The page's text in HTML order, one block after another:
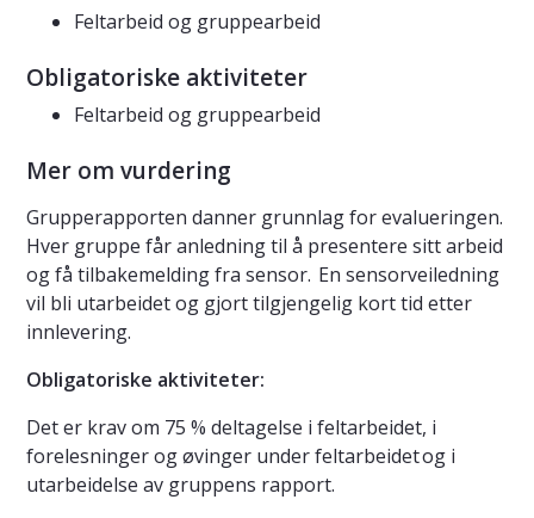
Feltarbeid og gruppearbeid
Obligatoriske aktiviteter
Feltarbeid og gruppearbeid
Mer om vurdering
Grupperapporten danner grunnlag for evalueringen.
Hver gruppe får anledning til å presentere sitt arbeid
og få tilbakemelding fra sensor. En sensorveiledning
vil bli utarbeidet og gjort tilgjengelig kort tid etter
innlevering.
Obligatoriske aktiviteter:
Det er krav om 75 % deltagelse i feltarbeidet, i
forelesninger og øvinger under feltarbeidet og i
utarbeidelse av gruppens rapport.